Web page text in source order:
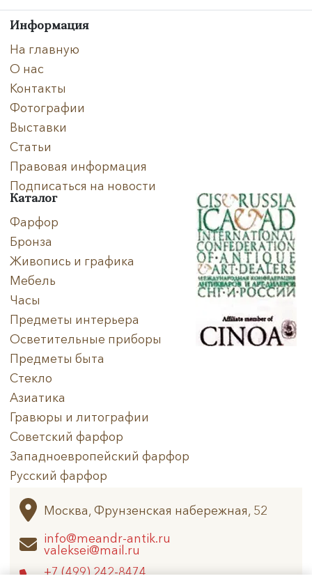
Информация
На главную
О нас
Контакты
Фотографии
Выставки
Статьи
Правовая информация
Подписаться на новости
Каталог
Фарфор
Бронза
Живопись и графика
Мебель
Часы
Предметы интерьера
Осветительные приборы
Предметы быта
Стекло
Азиатика
Гравюры и литографии
Советский фарфор
Западноевропейский фарфор
Русский фарфор
Архив
Москва, Фрунзенская набережная, 52
info@meandr-antik.ru
valeksei@mail.ru
+7 (499) 242-8474